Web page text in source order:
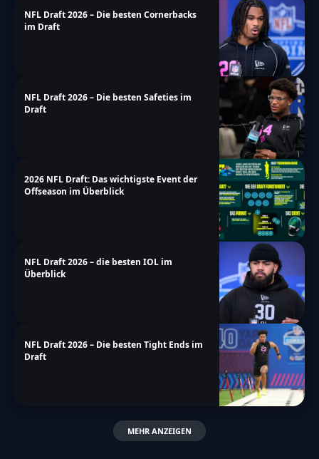
NFL Draft 2026 – Die besten Cornerbacks
im Draft
NFL Draft 2026 – Die besten Safeties im
Draft
2026 NFL Draft: Das wichtigste Event der
Offseason im Überblick
NFL Draft 2026 – die besten IOL im
Überblick
NFL Draft 2026 – Die besten Tight Ends im
Draft
MEHR ANZEIGEN